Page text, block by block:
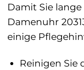
Damit Sie
Damenuhr
einige
Reinigen Sie